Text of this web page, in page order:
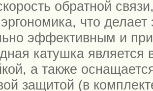
обратной
что делает
эффективным и
катушка является
а также
защитой (в